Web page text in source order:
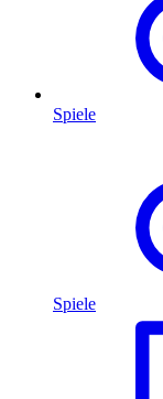
Spiele
Spiele